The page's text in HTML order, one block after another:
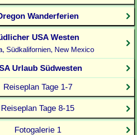
Wanderferien
USA Westen
Südkalifornien, New Mexico
Urlaub Südwesten
Reiseplan Tage 1-7
Reiseplan Tage 8-15
Fotogalerie 1